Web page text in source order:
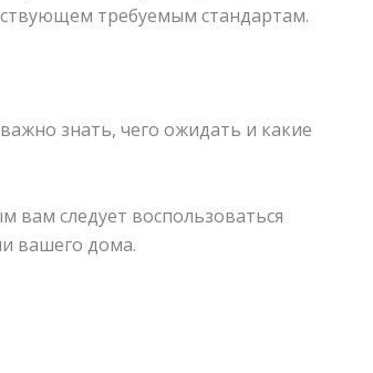
требуемым стандартам.
знать, чего ожидать и какие
следует воспользоваться
вашего дома.